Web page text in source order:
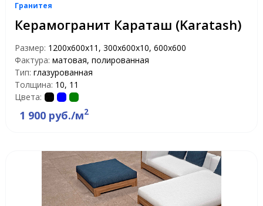
Гранитея
Керамогранит Караташ (Karatash)
Размер: 1200х600х11, 300х600х10, 600х600
Фактура: матовая, полированная
Тип: глазурованная
Толщина: 10, 11
Цвета:
1 900 руб./м2